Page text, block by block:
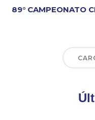
89° CAMPEONATO